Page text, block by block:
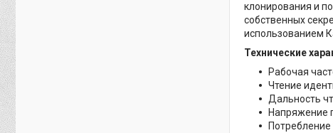
клонирования и
собственных
использованием
Технические
Рабочая
Чтение
Дальность
Напряжение